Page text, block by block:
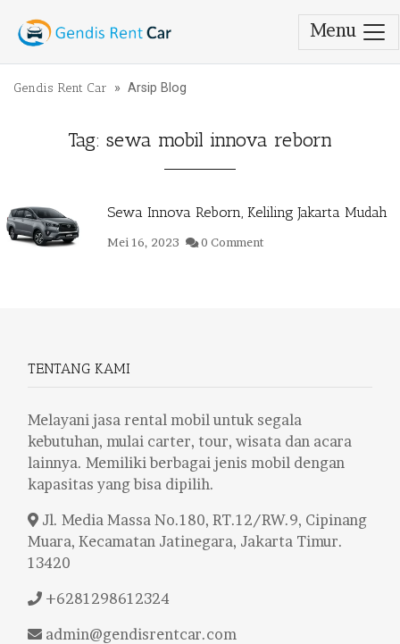
Menu
Gendis Rent Car » Arsip Blog
Tag: sewa mobil innova reborn
Sewa Innova Reborn, Keliling Jakarta Mudah
Mei 16, 2023 0 Comment
TENTANG KAMI
Melayani jasa rental mobil untuk segala
kebutuhan, mulai carter, tour, wisata dan acara
lainnya. Memiliki berbagai jenis mobil dengan
kapasitas yang bisa dipilih.
Jl. Media Massa No.180, RT.12/RW.9, Cipinang
Muara, Kecamatan Jatinegara, Jakarta Timur.
13420
+6281298612324
admin@gendisrentcar.com